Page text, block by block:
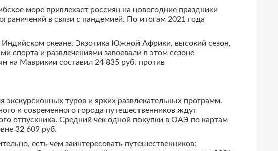
море привлекает россиян на новогодние праздники
в связи с пандемией. По итогам 2021 года
океане. Экзотика Южной Африки, высокий сезон,
спорта и развлечениями завоевали в этом сезоне
на Маврикии составил 24 835 руб. против
туров и ярких развлекательных программ.
и современного города путешественников ждут
отпускника. Средний чек одной покупки в ОАЭ по картам
32 609 руб.
есть чем заинтересовать путешественников: